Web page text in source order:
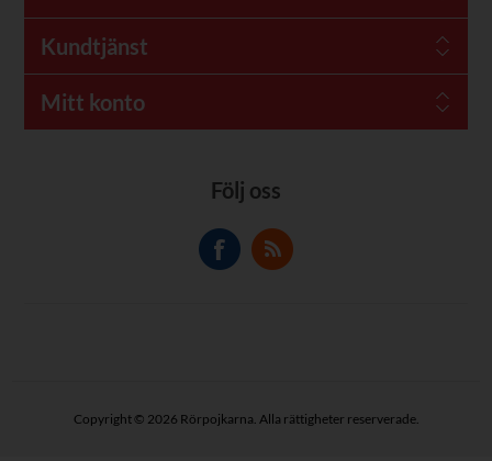
Kundtjänst
Mitt konto
Följ oss
Copyright © 2026 Rörpojkarna. Alla rättigheter reserverade.